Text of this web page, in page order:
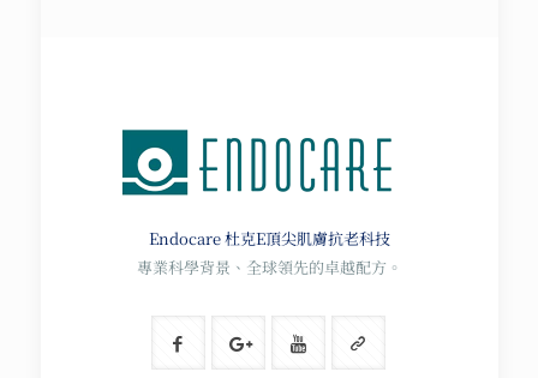
Endocare 杜克E頂尖肌膚抗老科技
專業科學背景、全球領先的卓越配方。